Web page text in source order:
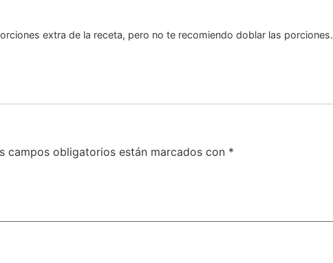
extra de la receta, pero no te recomiendo doblar las porciones.
campos obligatorios están marcados con *